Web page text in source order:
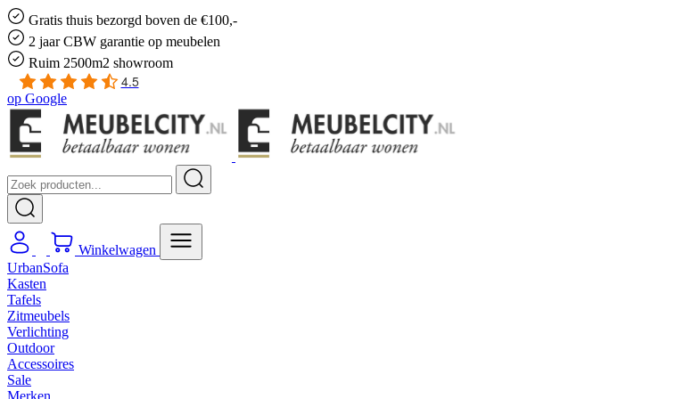
Gratis thuis bezorgd boven de €100,-
2 jaar CBW garantie op meubelen
Ruim 2500m2 showroom
4.5
op Google
Winkelwagen
UrbanSofa
Kasten
Tafels
Zitmeubels
Verlichting
Outdoor
Accessoires
Sale
Merken